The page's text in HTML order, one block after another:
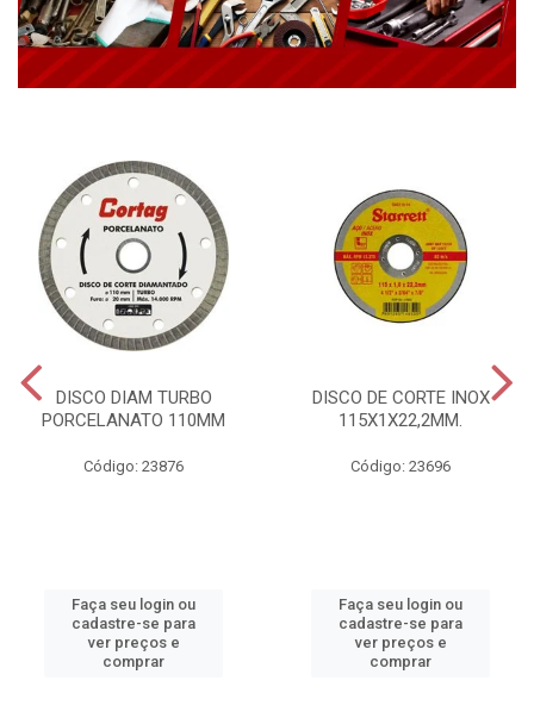
DISCO DIAM TURBO
PORCELANATO 110MM
Código: 23876
Faça seu login ou
cadastre-se para
ver preços e
comprar
DISCO DE CORTE INOX
115X1X22,2MM.
Código: 23696
Faça seu login ou
cadastre-se para
ver preços e
comprar